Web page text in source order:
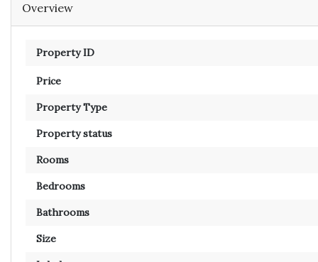
Overview
Property ID
Price
Property Type
Property status
Rooms
Bedrooms
Bathrooms
Size